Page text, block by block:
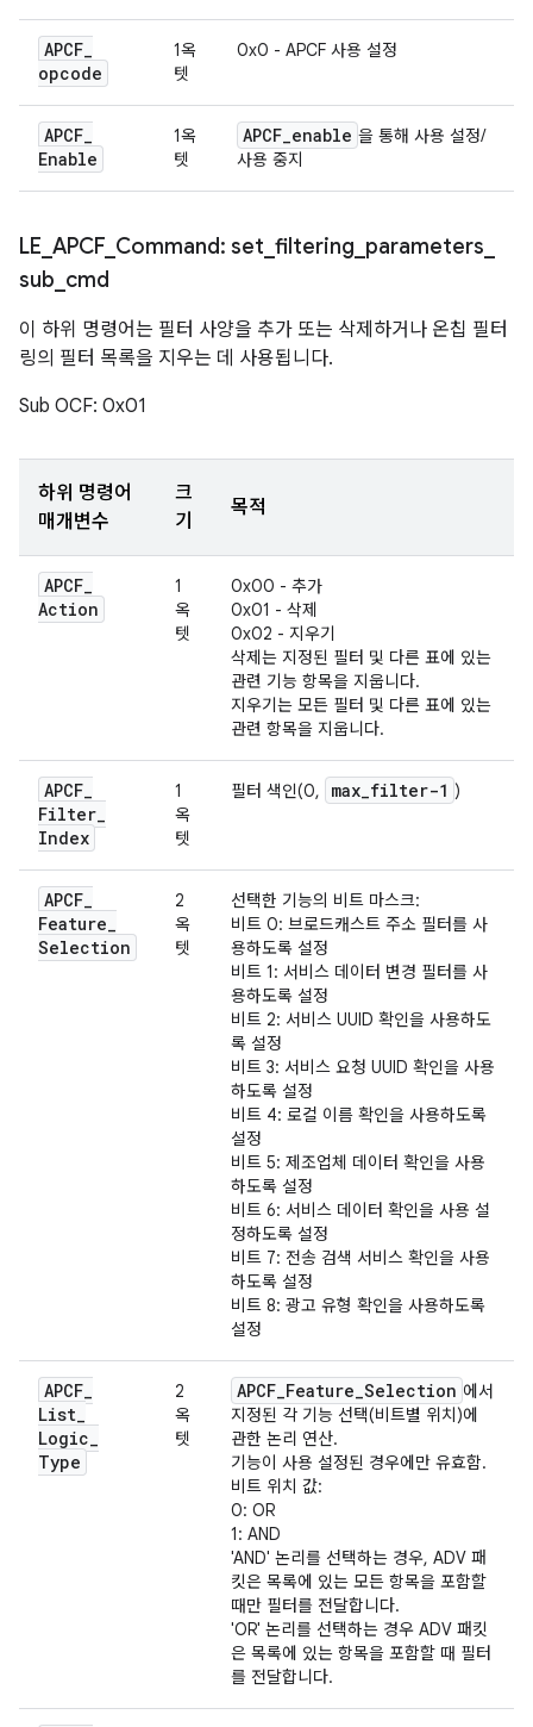
APCF_
opcode
1옥
텟
0x0 - APCF 사용 설정
APCF_
Enable
1옥
텟
APCF_enable 을 통해 사용 설정/
사용 중지
LE APCF Command: set filtering parameters
sub cmd
이 하위 명령어는 필터 사양을 추가 또는 삭제하거나 온칩 필터
링의 필터 목록을 지우는 데 사용됩니다.
Sub OCF: 0x01
하위 명령어
매개변수
크
기
목적
APCF_
Action
1
옥
텟
0x00 - 추가
0x01 - 삭제
0x02 - 지우기
삭제는 지정된 필터 및 다른 표에 있는
관련 기능 항목을 지웁니다.
지우기는 모든 필터 및 다른 표에 있는
관련 항목을 지웁니다.
APCF_
Filter_
Index
1
옥
텟
필터 색인(0, max_filter-1 )
APCF_
Feature_
Selection
2
옥
텟
선택한 기능의 비트 마스크:
비트 0: 브로드캐스트 주소 필터를 사
용하도록 설정
비트 1: 서비스 데이터 변경 필터를 사
용하도록 설정
비트 2: 서비스 UUID 확인을 사용하도
록 설정
비트 3: 서비스 요청 UUID 확인을 사용
하도록 설정
비트 4: 로컬 이름 확인을 사용하도록
설정
비트 5: 제조업체 데이터 확인을 사용
하도록 설정
비트 6: 서비스 데이터 확인을 사용 설
정하도록 설정
비트 7: 전송 검색 서비스 확인을 사용
하도록 설정
비트 8: 광고 유형 확인을 사용하도록
설정
APCF_
List_
Logic_
Type
2
옥
텟
APCF_Feature_Selection 에서
지정된 각 기능 선택(비트별 위치)에
관한 논리 연산.
기능이 사용 설정된 경우에만 유효함.
비트 위치 값:
0: OR
1: AND
'AND' 논리를 선택하는 경우, ADV 패
킷은 목록에 있는 모든 항목을 포함할
때만 필터를 전달합니다.
'OR' 논리를 선택하는 경우 ADV 패킷
은 목록에 있는 항목을 포함할 때 필터
를 전달합니다.